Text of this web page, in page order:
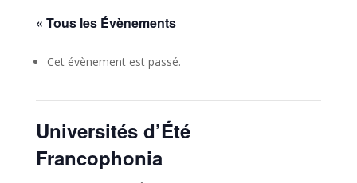
« Tous les Évènements
Cet évènement est passé.
Universités d’Été
Francophonia